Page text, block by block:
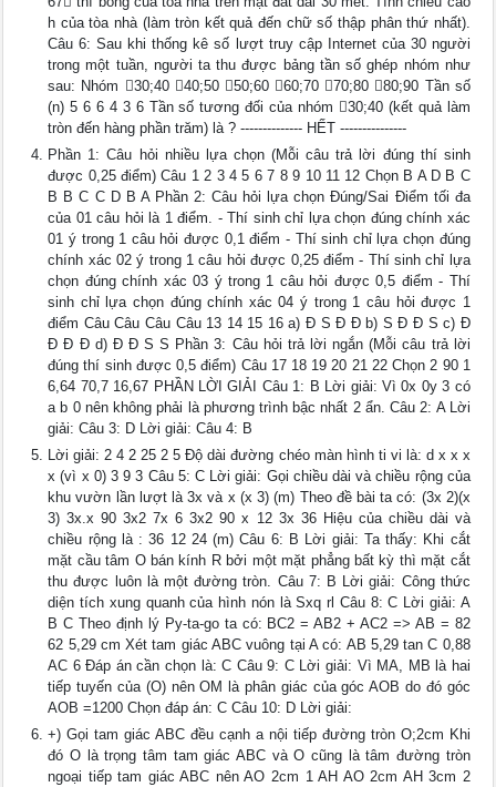
h của tòa nhà (làm tròn kết quả đến chữ số thập phân thứ nhất).
Câu 6: Sau khi thống kê số lượt truy cập Internet của 30 người
trong một tuần, người ta thu được bảng tần số ghép nhóm như
sau: Nhóm 30;40 40;50 50;60 60;70 70;80 80;90 Tần số
(n) 5 6 6 4 3 6 Tần số tương đối của nhóm 30;40 (kết quả làm
tròn đến hàng phần trăm) là ? -------------- HẾT ---------------
Phần 1: Câu hỏi nhiều lựa chọn (Mỗi câu trả lời đúng thí sinh
được 0,25 điểm) Câu 1 2 3 4 5 6 7 8 9 10 11 12 Chọn B A D B C
B B C C D B A Phần 2: Câu hỏi lựa chọn Đúng/Sai Điểm tối đa
của 01 câu hỏi là 1 điểm. - Thí sinh chỉ lựa chọn đúng chính xác
01 ý trong 1 câu hỏi được 0,1 điểm - Thí sinh chỉ lựa chọn đúng
chính xác 02 ý trong 1 câu hỏi được 0,25 điểm - Thí sinh chỉ lựa
chọn đúng chính xác 03 ý trong 1 câu hỏi được 0,5 điểm - Thí
sinh chỉ lựa chọn đúng chính xác 04 ý trong 1 câu hỏi được 1
điểm Câu Câu Câu Câu 13 14 15 16 a) Đ S Đ Đ b) S Đ Đ S c) Đ
Đ Đ Đ d) Đ Đ S S Phần 3: Câu hỏi trả lời ngắn (Mỗi câu trả lời
đúng thí sinh được 0,5 điểm) Câu 17 18 19 20 21 22 Chọn 2 90 1
6,64 70,7 16,67 PHẦN LỜI GIẢI Câu 1: B Lời giải: Vì 0x 0y 3 có
a b 0 nên không phải là phương trình bậc nhất 2 ẩn. Câu 2: A Lời
giải: Câu 3: D Lời giải: Câu 4: B
Lời giải: 2 4 2 25 2 5 Độ dài đường chéo màn hình ti vi là: d x x x
x (vì x 0) 3 9 3 Câu 5: C Lời giải: Gọi chiều dài và chiều rộng của
khu vườn lần lượt là 3x và x (x 3) (m) Theo đề bài ta có: (3x 2)(x
3) 3x.x 90 3x2 7x 6 3x2 90 x 12 3x 36 Hiệu của chiều dài và
chiều rộng là : 36 12 24 (m) Câu 6: B Lời giải: Ta thấy: Khi cắt
mặt cầu tâm O bán kính R bởi một mặt phẳng bất kỳ thì mặt cắt
thu được luôn là một đường tròn. Câu 7: B Lời giải: Công thức
diện tích xung quanh của hình nón là Sxq rl Câu 8: C Lời giải: A
B C Theo định lý Py-ta-go ta có: BC2 = AB2 + AC2 => AB = 82
62 5,29 cm Xét tam giác ABC vuông tại A có: AB 5,29 tan C 0,88
AC 6 Đáp án cần chọn là: C Câu 9: C Lời giải: Vì MA, MB là hai
tiếp tuyến của (O) nên OM là phân giác của góc AOB do đó góc
AOB =1200 Chọn đáp án: C Câu 10: D Lời giải:
+) Gọi tam giác ABC đều cạnh a nội tiếp đường tròn O;2cm Khi
đó O là trọng tâm tam giác ABC và O cũng là tâm đường tròn
ngoại tiếp tam giác ABC nên AO 2cm 1 AH AO 2cm AH 3cm 2